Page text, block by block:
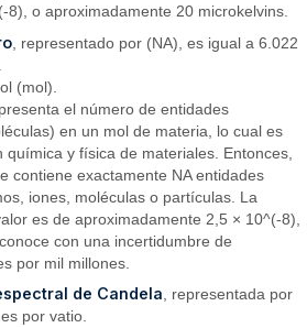
o aproximadamente 20 microkelvins.
, representado por (NA), es igual a 6.022
(mol).
el número de entidades
en un mol de materia, lo cual es
y física de materiales. Entonces,
contiene exactamente NA entidades
iones, moléculas o partículas. La
es de aproximadamente 2,5 × 10^(-8),
con una incertidumbre de
por mil millones.
de Candela, representada por
por vatio.